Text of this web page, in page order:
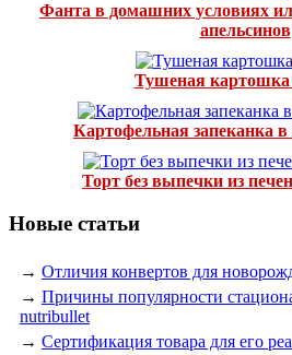
Фанта в домашних условиях
апельсинов
Тушеная картошка
Картофельная запеканка
Торт без выпечки из
Новые статьи
→ Отличия конвертов для
→ Причины популярности
nutribullet
→ Сертификация товара для его